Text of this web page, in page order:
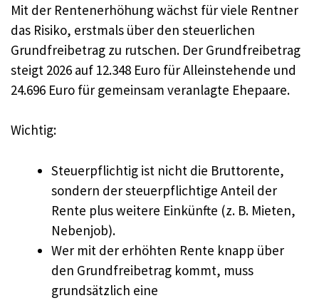
Mit der Rentenerhöhung wächst für viele Rentner
das Risiko, erstmals über den steuerlichen
Grundfreibetrag zu rutschen. Der Grundfreibetrag
steigt 2026 auf 12.348 Euro für Alleinstehende und
24.696 Euro für gemeinsam veranlagte Ehepaare.
Wichtig:
Steuerpflichtig ist nicht die Bruttorente,
sondern der steuerpflichtige Anteil der
Rente plus weitere Einkünfte (z. B. Mieten,
Nebenjob).
Wer mit der erhöhten Rente knapp über
den Grundfreibetrag kommt, muss
grundsätzlich eine